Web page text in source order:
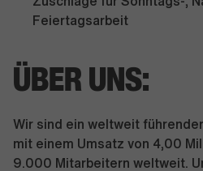
Feiertagsarbeit
ÜBER UNS:
Wir sind ein weltweit
mit einem Umsatz von 4,00
9.000 Mitarbeitern weltweit.